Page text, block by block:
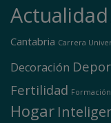
Actualidad
Cantabria Carrera
Decoración
Fertilidad
Hogar